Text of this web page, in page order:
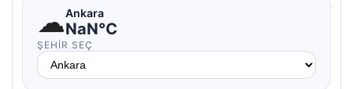
☁Ankara
NaN°C
ŞEHIR SEÇ